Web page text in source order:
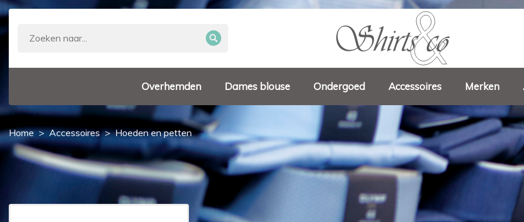
Overhemden Dames blouse Ondergoed Accessoires Merken
Home Accessoires Hoeden en petten